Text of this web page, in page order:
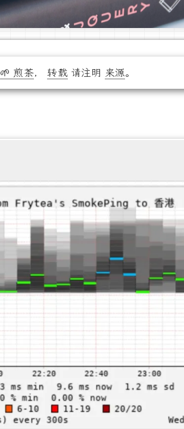
🌱 煎茶，转载请注明 来源。